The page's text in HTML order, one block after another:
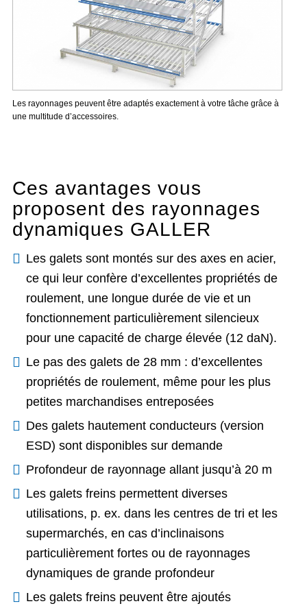
Les rayonnages peuvent être adaptés exactement à votre tâche grâce à
une multitude d’accessoires.
Ces avantages vous
proposent des rayonnages
dynamiques GALLER
Les galets sont montés sur des axes en acier,
ce qui leur confère d’excellentes propriétés de
roulement, une longue durée de vie et un
fonctionnement particulièrement silencieux
pour une capacité de charge élevée (12 daN).
Le pas des galets de 28 mm : d’excellentes
propriétés de roulement, même pour les plus
petites marchandises entreposées
Des galets hautement conducteurs (version
ESD) sont disponibles sur demande
Profondeur de rayonnage allant jusqu’à 20 m
Les galets freins permettent diverses
utilisations, p. ex. dans les centres de tri et les
supermarchés, en cas d’inclinaisons
particulièrement fortes ou de rayonnages
dynamiques de grande profondeur
Les galets freins peuvent être ajoutés